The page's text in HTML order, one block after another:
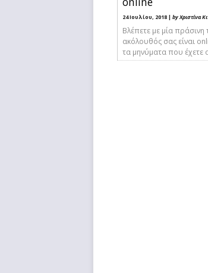
24 Ιουλίου, 2018 | by Χριστίνα
Βλέπετε με μία πράσινη
ακόλουθός σας είναι
τα μηνύματα που έχετε